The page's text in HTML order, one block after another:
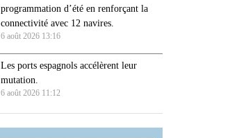
programmation d’été en renforçant la
connectivité avec 12 navires.
6 août 2026 13:16
Les ports espagnols accélèrent leur
mutation.
6 août 2026 11:12